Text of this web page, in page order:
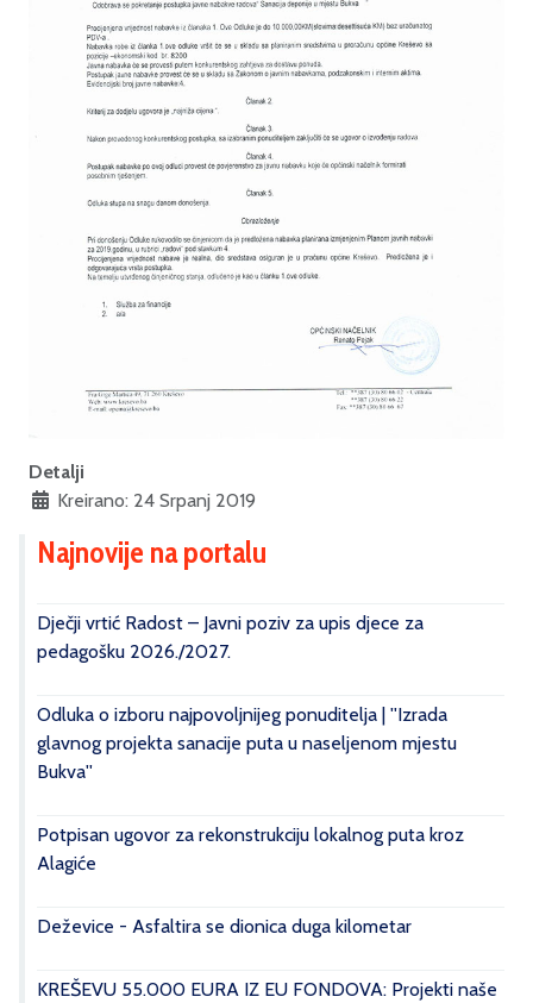
Detalji
Kreirano: 24 Srpanj 2019
Najnovije na portalu
Dječji vrtić Radost – Javni poziv za upis djece za
pedagošku 2026./2027.
Odluka o izboru najpovoljnijeg ponuditelja | ''Izrada
glavnog projekta sanacije puta u naseljenom mjestu
Bukva''
Potpisan ugovor za rekonstrukciju lokalnog puta kroz
Alagiće
Deževice - Asfaltira se dionica duga kilometar
KREŠEVU 55.000 EURA IZ EU FONDOVA: Projekti naše